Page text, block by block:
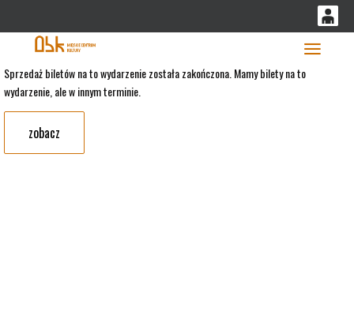
0,00
PLN
14 51
Sprzedaż biletów na to wydarzenie została zakończona. Mamy bilety na to
wydarzenie, ale w innym terminie.
zobacz